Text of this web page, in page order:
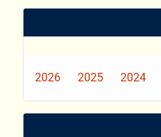
2026 2025 2024